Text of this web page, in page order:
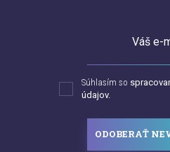
Váš e-
Súhlasím so
údajov.
ODOBERAŤ